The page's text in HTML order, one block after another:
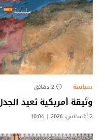
سياسة 2 دقائق
وثيقة أمريكية تعيد
2 أغسطس، 2026 | 10:04